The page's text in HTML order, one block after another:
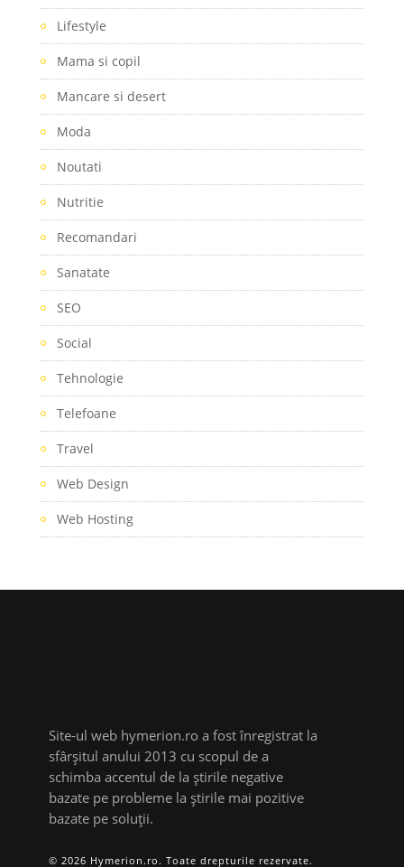
Lifestyle
Mama si copil
Mancare si desert
Moda
Noutati
Nutritie
Recomandari
Sanatate
SEO
Social
Tehnologie
Telefoane
Travel
Web Design
Web Hosting
Site-ul web hymerion.ro a fost înregistrat la
sfârșitul anului 2013 cu scopul de a
schimba accentul de la știrile negative
bazate pe probleme la știrile mai pozitive
bazate pe soluții.
© 2026 Hymerion.ro. Toate drepturile rezervate.